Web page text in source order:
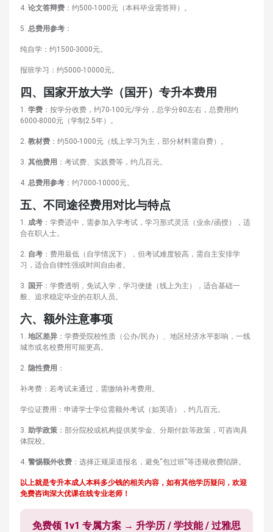
4. 论文答辩费 ：约500-1000元（本科毕业需答辩）。
5. 总费用参考 ：
纯自学：约1500-3000元。
报班学习：约5000-10000元。
四、国家开放大学（国开）专升本费用
1. 学费 ：按学分收费，约70-100元/学分，总学分80左右，总费用约
6000-8000元（学制2.5年）。
2. 教材费 ：约500-1000元（线上学习为主，部分材料需自费）。
3. 其他费用 ：考试费、实践费等，约几百元。
4. 总费用参考 ：约7000-10000元。
五、不同途径费用对比与特点
1. 成考 ：学费适中，需参加入学考试，学习形式灵活（业余/函授），适
合在职人士。
2. 自考 ：费用最低（自学情况下），但考试难度较高，需自主安排学
习，适合自律性强或时间自由者。
3. 国开 ：学费透明，免试入学，学习便捷（线上为主），适合基础一
般、追求稳定毕业的在职人员。
六、额外注意事项
1. 地区差异 ：学费受院校性质（公办/民办）、地区经济水平影响，一线
城市或名校费用可能更高。
2. 隐性费用 ：
补考费：若考试未通过，需缴纳补考费用。
学位证费用：申请学士学位需额外考试（如英语），约几百元。
3. 助学政策 ：部分院校或机构提供奖学金、分期付款等政策，可咨询具
体院校。
4. 警惕额外收费 ：选择正规渠道报名，避免“包过班”等违规收费陷阱。
以上就是专升本成人本科多少钱的相关内容，如有其他学历疑问，欢迎
免费咨询深大优课在线专业老师！
免费领 1v1 专属方案 → 升学历 / 学技能 / 过雅思